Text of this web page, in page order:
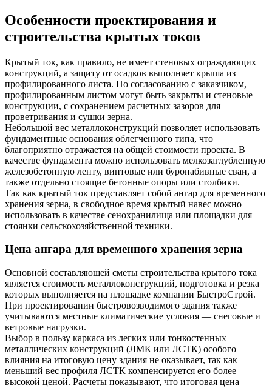
Особенности проектирования и
строительства крытых токов
Крытый ток, как правило, не имеет стеновых ограждающих
конструкций, а защиту от осадков выполняет крыша из
профилированного листа. По согласованию с заказчиком,
профилированным листом могут быть закрыты и стеновые
конструкции, с сохранением расчетных зазоров для
проветривания и сушки зерна.
Небольшой вес металлоконструкций позволяет использовать
фундаментные основания облегченного типа, что
благоприятно отражается на общей стоимости проекта. В
качестве фундамента можно использовать мелкозаглубленную
железобетонную ленту, винтовые или буронабивные сваи, а
также отдельно стоящие бетонные опоры или столбики.
Так как крытый ток представляет собой ангар для временного
хранения зерна, в свободное время крытый навес можно
использовать в качестве сенохранилища или площадки для
стоянки сельскохозяйственной техники.
Цена ангара для временного хранения зерна
Основной составляющей сметы строительства крытого тока
является стоимость металлоконструкций, подготовка и резка
которых выполняется на площадке компании БыстроСтрой.
При проектировании быстровозводимого здания также
учитываются местные климатические условия — снеговые и
ветровые нагрузки.
Выбор в пользу каркаса из легких или тонкостенных
металлических конструкций (ЛМК или ЛСТК) особого
влияния на итоговую цену здания не оказывает, так как
меньший вес профиля ЛСТК компенсируется его более
высокой ценой. Расчеты показывают, что итоговая цена